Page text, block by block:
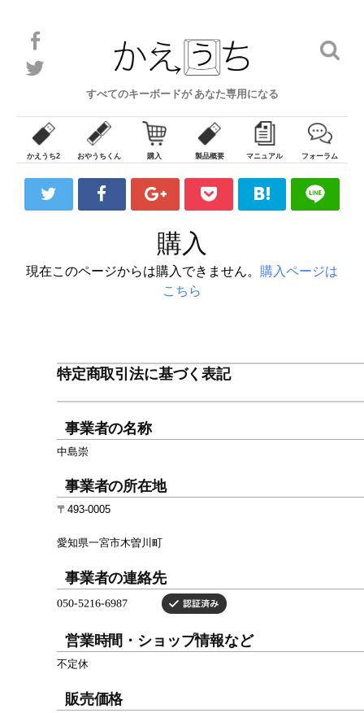
すべてのキーボードが あなた専用になる
o
o
k
t
t
e
検
索
かえうち2 おやうちくん 購入 製品概要 マニュアル フォーラム
購入
現在このページからは購入できません。 購入ページは
こちら
特定商取引法に基づく表記
事業者の名称
中島崇
事業者の所在地
〒493-0005
愛知県一宮市木曽川町
事業者の連絡先
営業時間・ショップ情報など
不定休
販売価格